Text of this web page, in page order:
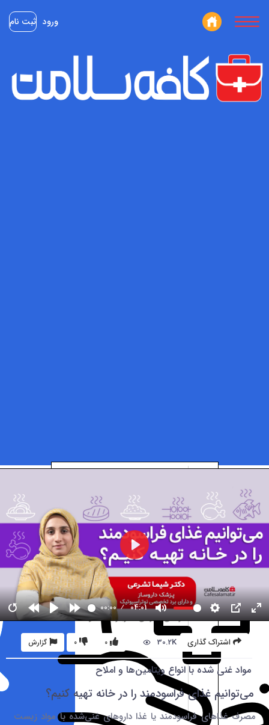
ورود ثبت نام
00:00 04:01
اشتراک گذاری 30.2K گزارش 0 0
مواد غنی شده با انواع ویتامین‌ها و املاح
می‌توانیم غذای فراسودمند را در خانه تهیه کنیم؟
مصرف غذاهای فراسودمند یا غذا داروهای غنی‌شده با مواد زیست‌